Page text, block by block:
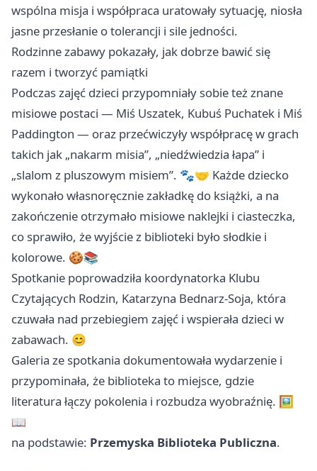
wspólna misja i współpraca uratowały sytuację, niosła
jasne przesłanie o tolerancji i sile jedności.
Rodzinne zabawy pokazały, jak dobrze bawić się
razem i tworzyć pamiątki
Podczas zajęć dzieci przypomniały sobie też znane
misiowe postaci — Miś Uszatek, Kubuś Puchatek i Miś
Paddington — oraz przećwiczyły współpracę w grach
takich jak „nakarm misia”, „niedźwiedzia łapa” i
„slalom z pluszowym misiem”. 🐾🤝 Każde dziecko
wykonało własnoręcznie zakładkę do książki, a na
zakończenie otrzymało misiowe naklejki i ciasteczka,
co sprawiło, że wyjście z biblioteki było słodkie i
kolorowe. 🍪📚
Spotkanie poprowadziła koordynatorka Klubu
Czytających Rodzin, Katarzyna Bednarz-Soja, która
czuwała nad przebiegiem zajęć i wspierała dzieci w
zabawach. 😊
Galeria ze spotkania dokumentowała wydarzenie i
przypominała, że biblioteka to miejsce, gdzie
literatura łączy pokolenia i rozbudza wyobraźnię. 🖼️
📖
na podstawie: Przemyska Biblioteka Publiczna.